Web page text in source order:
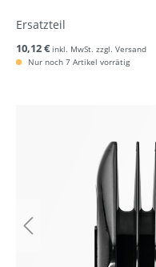
Ersatzteil
10,12 € inkl. MwSt. zzgl. Versand
Nur noch 7 Artikel vorrätig